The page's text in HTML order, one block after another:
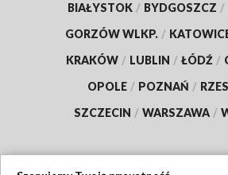
BIAŁYSTOK / BYDGOSZCZ /
GORZÓW WLKP. /
KRAKÓW / LUBLIN / ŁÓDŹ /
OPOLE / POZNAŃ /
SZCZECIN / WARSZAWA /